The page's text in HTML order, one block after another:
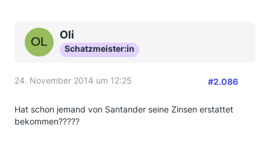
Oli
Schatzmeister:in
24. November 2014 um 12:25 #2.086
Hat schon jemand von Santander seine Zinsen erstattet
bekommen?????